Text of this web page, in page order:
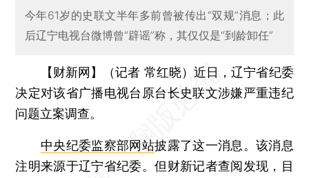
今年61岁的史联文半年多前曾被传出“双规”消息；此
后辽宁电视台微博曾“辟谣”称，其仅仅是“到龄卸任”
【财新网】（记者 常红晓） 近日，辽宁省纪委
决定对该省广播电视台原台长史联文涉嫌严重违纪
问题立案调查。
中央纪委监察部网站披露了这一消息。该消息
注明来源于辽宁省纪委。但财新记者查阅发现，目